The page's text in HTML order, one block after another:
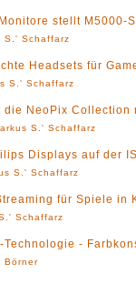
stellt M5000-
S.' Schaffarz
Headsets für
S.' Schaffarz
NeoPix Collection
S.' Schaffarz
Displays auf der
S.' Schaffarz
für Spiele in
Schaffarz
-
Börner